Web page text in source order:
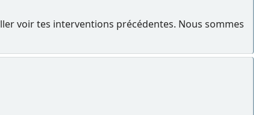
voir tes interventions précédentes. Nous sommes